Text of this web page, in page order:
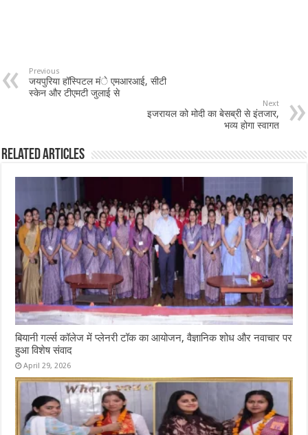
Previous
जयपुरिया हॉस्पिटल मंे एमआरआई, सीटी
स्केन और टीएमटी जुलाई से
Next
इजरायल को मोदी का बेसब्री से इंतजार,
भव्य होगा स्वागत
Related Articles
बियानी गर्ल्स कॉलेज में प्लेनरी टॉक का आयोजन, वैज्ञानिक शोध और नवाचार पर
हुआ विशेष संवाद
April 29, 2026